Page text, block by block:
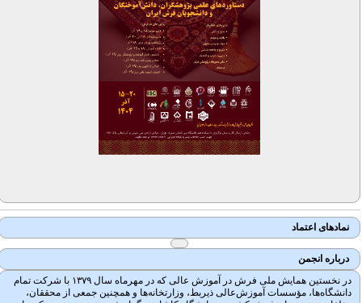
نمادهای اعتماد
درباره انجمن
در نخستین همایش ملی فرش در آموزش عالی که در مهرماه سال ۱۳۷۹ با شرکت تمام
دانشگاه‌ها، مؤسسات آموزش‌عالی ذیربط، وزارتخانه‌ها و همچنین جمعی از محققان،